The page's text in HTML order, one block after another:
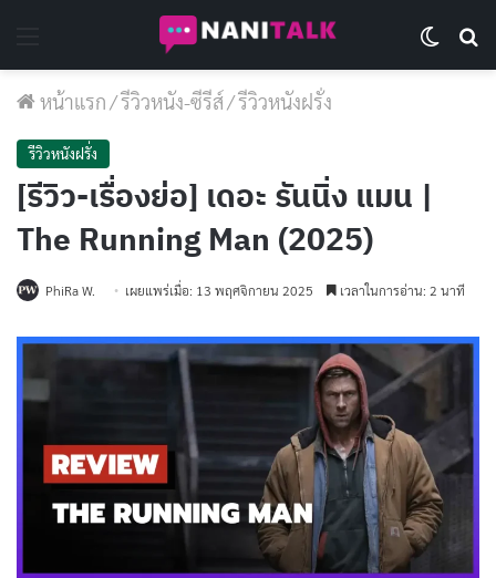
หน้าแรก/รีวิวหนัง-ซีรีส์/รีวิวหนังฝรั่ง
รีวิวหนังฝรั่ง
[รีวิว-เรื่องย่อ] เดอะ รันนิ่ง แมน |
The Running Man (2025)
PhiRa W. เผยแพร่เมื่อ: 13 พฤศจิกายน 2025 เวลาในการอ่าน: 2 นาที